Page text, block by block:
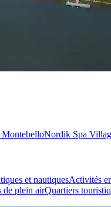
MontebelloNordik Spa
et nautiquesActivités
de plein airQuartiers